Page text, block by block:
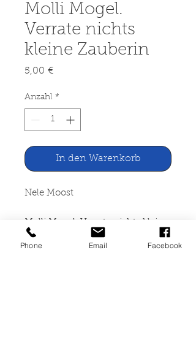
Molli Mogel.
Verrate nichts
kleine Zauberin
5,00 €Preis
Anzahl *
In den Warenkorb
Nele Moost
Molli Mogel. Verrate nichts kleine
Zauberin
Phone Email Facebook